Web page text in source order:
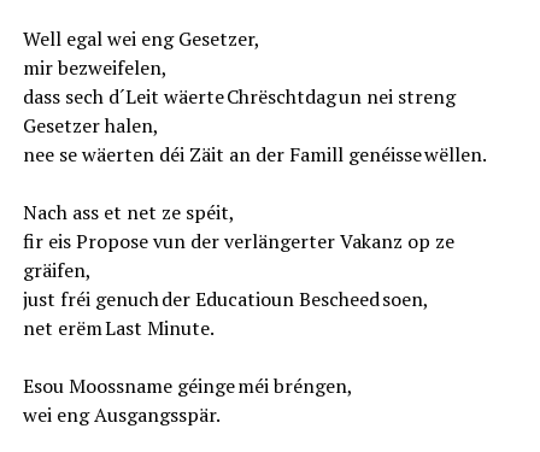
Well egal wei eng Gesetzer,
mir bezweifelen,
dass sech d´Leit wäerte Chrëschtdag un nei streng
Gesetzer halen,
nee se wäerten déi Zäit an der Famill genéisse wëllen.
Nach ass et net ze spéit,
fir eis Propose vun der verlängerter Vakanz op ze
gräifen,
just fréi genuch der Educatioun Bescheed soen,
net erëm Last Minute.
Esou Moossname géinge méi bréngen,
wei eng Ausgangsspär.